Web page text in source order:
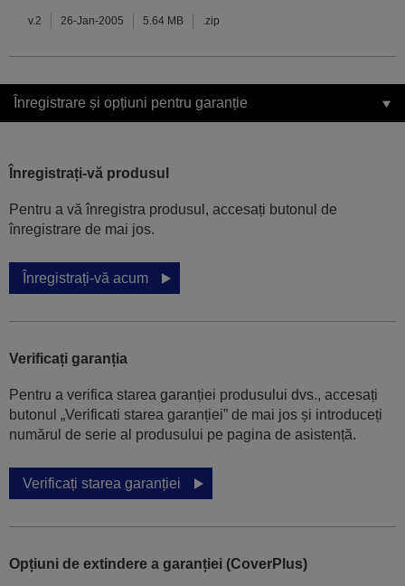
v.2 26-Jan-2005 5.64 MB .zip
Înregistrare și opțiuni pentru garanție
Înregistrați-vă produsul
Pentru a vă înregistra produsul, accesați butonul de
înregistrare de mai jos.
Înregistrați-vă acum
Verificați garanția
Pentru a verifica starea garanției produsului dvs., accesați
butonul „Verificati starea garanției” de mai jos și introduceți
numărul de serie al produsului pe pagina de asistență.
Verificați starea garanției
Opțiuni de extindere a garanției (CoverPlus)